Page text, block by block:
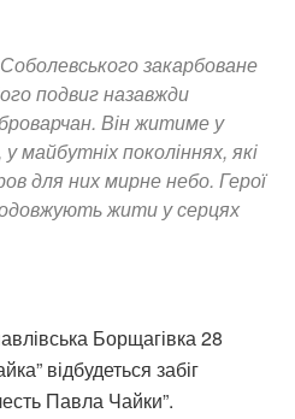
закарбоване
подвиг назавжди
Він житиме у
майбутніх поколіннях, які
для них мирне небо. Герої
жити у серцях
Борщагівка 28
відбудеться забіг
Павла Чайки”.